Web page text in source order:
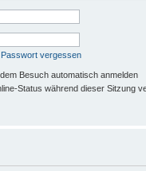
vergessen
Besuch automatisch anmelden
Status während dieser Sitzung